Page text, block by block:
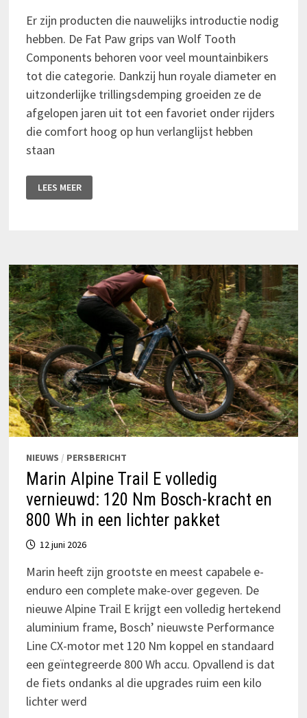
Er zijn producten die nauwelijks introductie nodig
hebben. De Fat Paw grips van Wolf Tooth
Components behoren voor veel mountainbikers
tot die categorie. Dankzij hun royale diameter en
uitzonderlijke trillingsdemping groeiden ze de
afgelopen jaren uit tot een favoriet onder rijders
die comfort hoog op hun verlanglijst hebben
staan
WOLF
TOOTH
VERNIEUWT
GRIP
EN
EEN
LANGERE
LEVENSDUUR
LEES MEER
NIEUWS / PERSBERICHT
Marin Alpine Trail E volledig
vernieuwd: 120 Nm Bosch-kracht en
800 Wh in een lichter pakket
12 juni 2026
Marin heeft zijn grootste en meest capabele e-
enduro een complete make-over gegeven. De
nieuwe Alpine Trail E krijgt een volledig hertekend
aluminium frame, Bosch’ nieuwste Performance
Line CX-motor met 120 Nm koppel en standaard
een geïntegreerde 800 Wh accu. Opvallend is dat
de fiets ondanks al die upgrades ruim een kilo
lichter werd